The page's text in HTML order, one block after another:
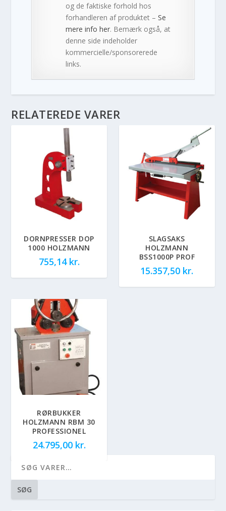
og de faktiske forhold hos
forhandleren af produktet –Se
mere info her. Bemærk også, at
denne side indeholder
kommercielle/sponsorerede
links.
RELATEREDE VARER
DORNPRESSER DOP
1000 HOLZMANN
755,14 kr.
SLAGSAKS
HOLZMANN
BSS1000P PROF
15.357,50 kr.
RØRBUKKER
HOLZMANN RBM 30
PROFESSIONEL
24.795,00 kr.
SØG